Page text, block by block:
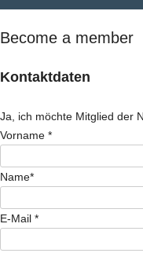
Become a member
Kontaktdaten
Ja, ich möchte Mitglied der
Vorname *
Name*
E-Mail *